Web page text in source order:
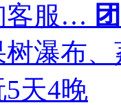
客服…
瀑布
天4晚